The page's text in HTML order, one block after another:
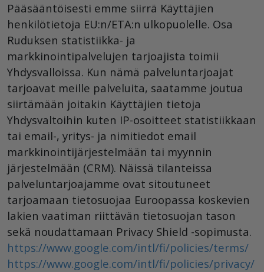
Pääsääntöisesti emme siirrä Käyttäjien
henkilötietoja EU:n/ETA:n ulkopuolelle. Osa
Ruduksen statistiikka- ja
markkinointipalvelujen tarjoajista toimii
Yhdysvalloissa. Kun nämä palveluntarjoajat
tarjoavat meille palveluita, saatamme joutua
siirtämään joitakin Käyttäjien tietoja
Yhdysvaltoihin kuten IP-osoitteet statistiikkaan
tai email-, yritys- ja nimitiedot email
markkinointijärjestelmään tai myynnin
järjestelmään (CRM). Näissä tilanteissa
palveluntarjoajamme ovat sitoutuneet
tarjoamaan tietosuojaa Euroopassa koskevien
lakien vaatiman riittävän tietosuojan tason
sekä noudattamaan Privacy Shield -sopimusta.
https://www.google.com/intl/fi/policies/terms/
https://www.google.com/intl/fi/policies/privacy/